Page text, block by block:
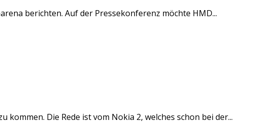
berichten. Auf der Pressekonferenz möchte HMD...
Die Rede ist vom Nokia 2, welches schon bei der...